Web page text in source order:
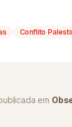
Conflito
em